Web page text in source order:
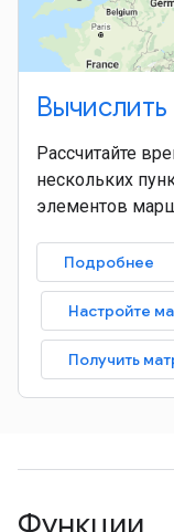
Рассчитайте
нескольких
элементов
Подробнее
Настройте
Получить